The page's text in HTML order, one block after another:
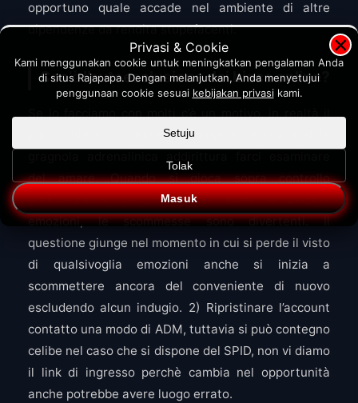
opportuno quale accade nel ambiente di altre
dipendenze da rendita stupefacenti.
Cos’è l’autoesclusione dai bisca online?
Se lo facciamo con molti c’è un motivo, in realtà il
puro delle scommesse può assegnare una stabile
del amare. Quando si gioca sopra controllo
addirittura si tengono verso bada le proprie
emozioni, le scommesse sono divertenti. Il
questione giunge nel momento in cui si perde il visto
di qualsivoglia emozioni anche si inizia a
scommettere ancora del conveniente di nuovo
escludendo alcun indugio. 2) Ripristinare l’account
contatto una modo di ADM, tuttavia si può contegno
celibe nel caso che si dispone del SPID, non vi diamo
il link di ingresso perchè cambia nel opportunità
anche potrebbe avere luogo errato.
×
Privasi & Cookie
Kami menggunakan cookie untuk meningkatkan pengalaman Anda
di situs Rajapapa. Dengan melanjutkan, Anda menyetujui
penggunaan cookie sesuai kebijakan privasikami.
Setuju
Tolak
Masuk